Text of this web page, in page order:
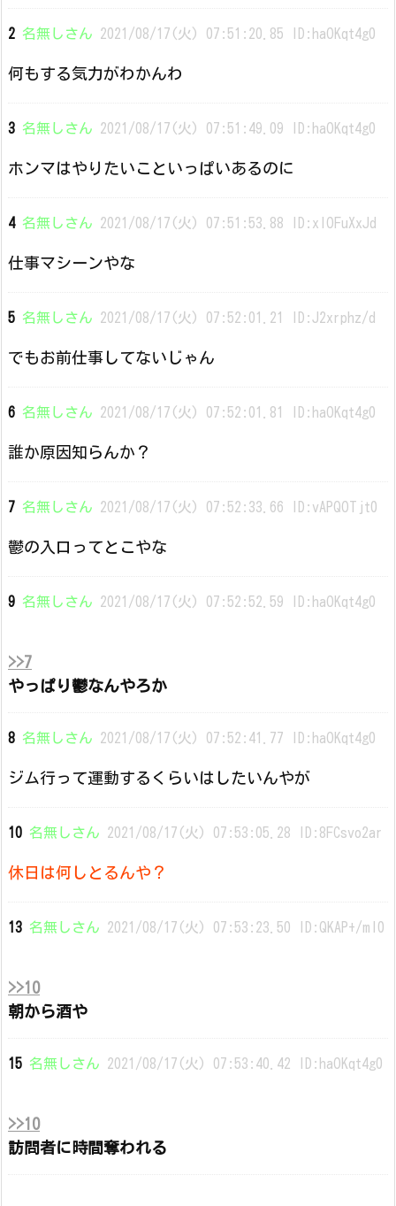
2 名無しさん 2021/08/17(火) 07:51:20.85 ID:haOKqt4g0
何もする気力がわかんわ
3 名無しさん 2021/08/17(火) 07:51:49.09 ID:haOKqt4g0
ホンマはやりたいこといっぱいあるのに
4 名無しさん 2021/08/17(火) 07:51:53.88 ID:xIOFuXxJd
仕事マシーンやな
5 名無しさん 2021/08/17(火) 07:52:01.21 ID:J2xrphz/d
でもお前仕事してないじゃん
6 名無しさん 2021/08/17(火) 07:52:01.81 ID:haOKqt4g0
誰か原因知らんか？
7 名無しさん 2021/08/17(火) 07:52:33.66 ID:vAPQOTjt0
鬱の入口ってとこやな
9 名無しさん 2021/08/17(火) 07:52:52.59 ID:haOKqt4g0
>>7
やっぱり鬱なんやろか
8 名無しさん 2021/08/17(火) 07:52:41.77 ID:haOKqt4g0
ジム行って運動するくらいはしたいんやが
10 名無しさん 2021/08/17(火) 07:53:05.28 ID:8FCsvo2ar
休日は何しとるんや？
13 名無しさん 2021/08/17(火) 07:53:23.50 ID:QKAP+/ml0
>>10
朝から酒や
15 名無しさん 2021/08/17(火) 07:53:40.42 ID:haOKqt4g0
>>10
訪問者に時間奪われる